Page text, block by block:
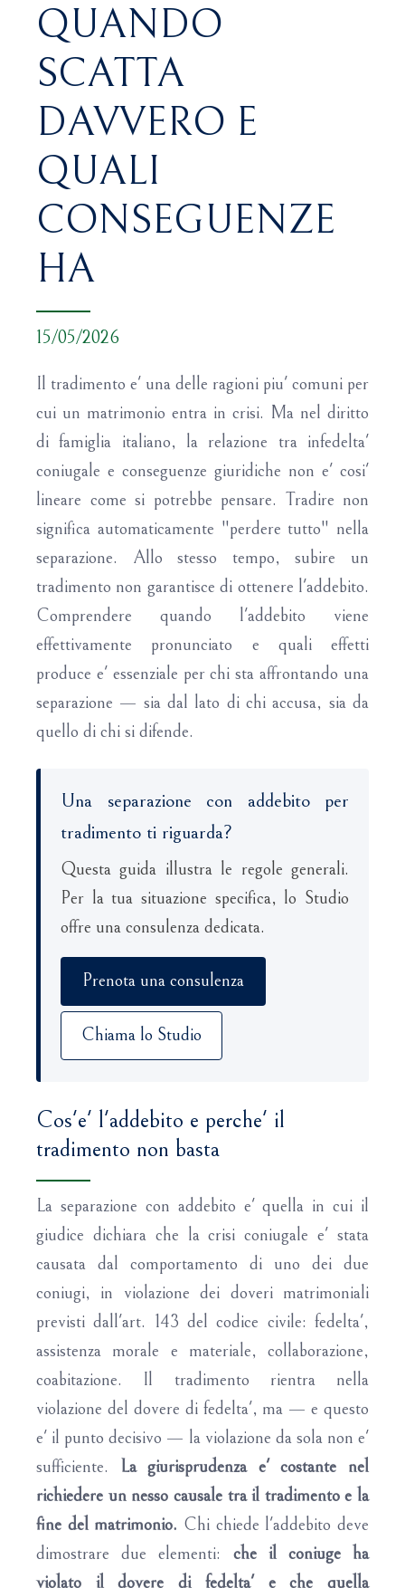
QUANDO
SCATTA
DAVVERO E
QUALI
CONSEGUENZE
HA
15/05/2026
Il tradimento e' una delle ragioni piu' comuni per
cui un matrimonio entra in crisi. Ma nel diritto
di famiglia italiano, la relazione tra infedelta'
coniugale e conseguenze giuridiche non e' cosi'
lineare come si potrebbe pensare. Tradire non
significa automaticamente "perdere tutto" nella
separazione. Allo stesso tempo, subire un
tradimento non garantisce di ottenere l'addebito.
Comprendere quando l'addebito viene
effettivamente pronunciato e quali effetti
produce e' essenziale per chi sta affrontando una
separazione — sia dal lato di chi accusa, sia da
quello di chi si difende.
Una separazione con addebito per
tradimento ti riguarda?
Questa guida illustra le regole generali.
Per la tua situazione specifica, lo Studio
offre una consulenza dedicata.
Prenota una consulenza
Chiama lo Studio
Cos'e' l'addebito e perche' il
tradimento non basta
La separazione con addebito e' quella in cui il
giudice dichiara che la crisi coniugale e' stata
causata dal comportamento di uno dei due
coniugi, in violazione dei doveri matrimoniali
previsti dall'art. 143 del codice civile: fedelta',
assistenza morale e materiale, collaborazione,
coabitazione. Il tradimento rientra nella
violazione del dovere di fedelta', ma — e questo
e' il punto decisivo — la violazione da sola non e'
sufficiente. La giurisprudenza e' costante nel
richiedere un nesso causale tra il tradimento e la
fine del matrimonio. Chi chiede l'addebito deve
dimostrare due elementi: che il coniuge ha
violato il dovere di fedelta' e che quella